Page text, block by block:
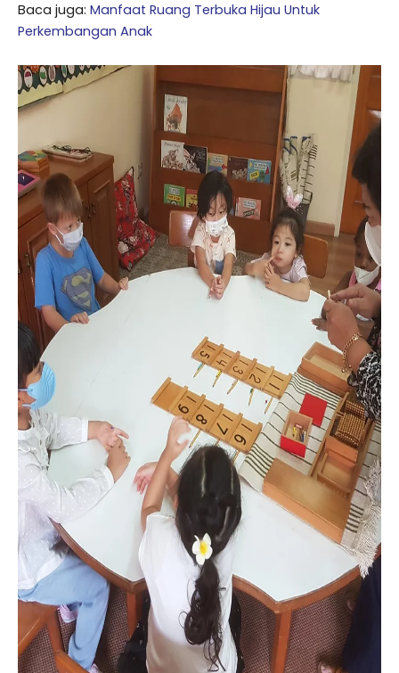
Baca juga: Manfaat Ruang Terbuka Hijau Untuk
Perkembangan Anak